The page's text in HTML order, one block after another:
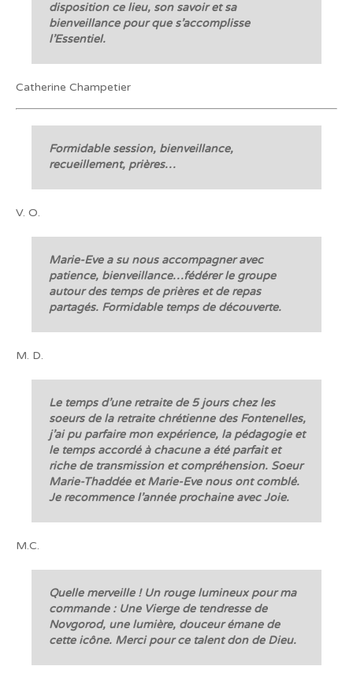
disposition ce lieu, son savoir et sa
bienveillance pour que s’accomplisse
l’Essentiel.
Catherine Champetier
Formidable session, bienveillance,
recueillement, prières…
V. O.
Marie-Eve a su nous accompagner avec
patience, bienveillance…fédérer le groupe
autour des temps de prières et de repas
partagés. Formidable temps de découverte.
M. D.
Le temps d’une retraite de 5 jours chez les
soeurs de la retraite chrétienne des Fontenelles,
j’ai pu parfaire mon expérience, la pédagogie et
le temps accordé à chacune a été parfait et
riche de transmission et compréhension. Soeur
Marie-Thaddée et Marie-Eve nous ont comblé.
Je recommence l’année prochaine avec Joie.
M.C.
Quelle merveille ! Un rouge lumineux pour ma
commande : Une Vierge de tendresse de
Novgorod, une lumière, douceur émane de
cette icône. Merci pour ce talent don de Dieu.